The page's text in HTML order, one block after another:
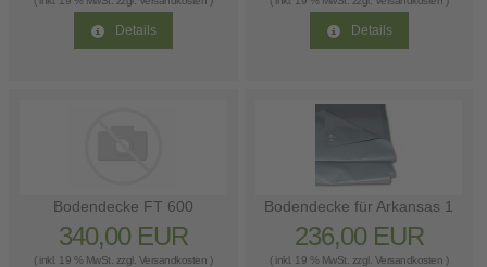
Details Details
Bodendecke FT 600
340,00 EUR
( inkl. 19 % MwSt. zzgl. Versandkosten )
Bodendecke für Arkansas 1
236,00 EUR
( inkl. 19 % MwSt. zzgl. Versandkosten )